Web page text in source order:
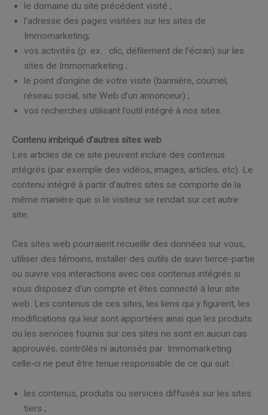
le domaine du site précédent visité ;
l’adresse des pages visitées sur les sites de
Immomarketing;
vos activités (p. ex. : clic, défilement de l’écran) sur les
sites de Immomarketing ;
le point d’origine de votre visite (bannière, courriel,
réseau social, site Web d’un annonceur) ;
vos recherches utilisant l’outil intégré à nos sites.
Contenu imbriqué d’autres sites web
Les articles de ce site peuvent inclure des contenus
intégrés (par exemple des vidéos, images, articles, etc). Le
contenu intégré à partir d’autres sites se comporte de la
même manière que si le visiteur se rendait sur cet autre
site.
Ces sites web pourraient recueillir des données sur vous,
utiliser des témoins, installer des outils de suivi tierce-partie
ou suivre vos interactions avec ces contenus intégrés si
vous disposez d’un compte et êtes connecté à leur site
web. Les contenus de ces sites, les liens qui y figurent, les
modifications qui leur sont apportées ainsi que les produits
ou les services fournis sur ces sites ne sont en aucun cas
approuvés, contrôlés ni autorisés par Immomarketing
celle‑ci ne peut être tenue responsable de ce qui suit :
les contenus, produits ou services diffusés sur les sites
tiers ;